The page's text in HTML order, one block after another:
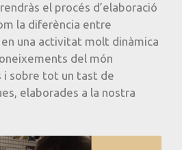
el procés d’elaboració
la diferència entre
una activitat molt dinàmica
del món
i sobre tot un tast de
elaborades a la nostra